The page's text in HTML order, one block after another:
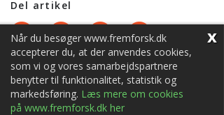
Del artikel
Privatlivs- og cookie-politik
Når du besøger www.fremforsk.dk
accepterer du, at der anvendes cookies,
som vi og vores samarbejdspartnere
benytter til funktionalitet, statistik og
markedsføring. Læs mere om cookies
på www.fremforsk.dk her
x